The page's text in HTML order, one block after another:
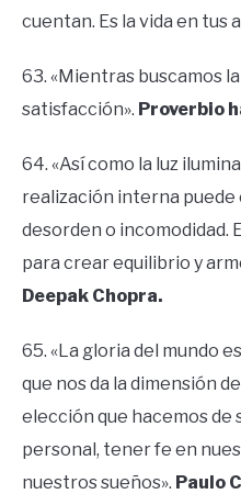
cuentan. Es la vida en tus
63. «Mientras buscamos
satisfacción». Proverbio
64. «Así como la luz
realización interna puede
desorden o incomodidad.
para crear equilibrio y
Deepak Chopra.
65. «La gloria del mundo
que nos da la dimensión
elección que hacemos de
personal, tener fe en
nuestros sueños». Paulo